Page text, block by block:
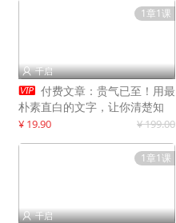
1章1课
 千启
 付费文章：贵气已至！用最
朴素直白的文字，让你清楚知
道，该如何接住这一次时代的泼
¥ 19.90 ¥ 199.00
1章1课
 千启